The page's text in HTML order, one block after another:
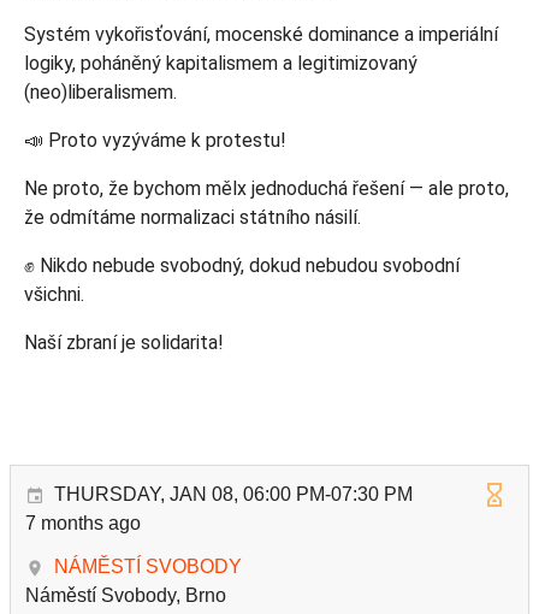
Systém vykořisťování, mocenské dominance a imperiální
logiky, poháněný kapitalismem a legitimizovaný
(neo)liberalismem.
📣 Proto vyzýváme k protestu!
Ne proto, že bychom mělx jednoduchá řešení — ale proto,
že odmítáme normalizaci státního násilí.
✊ Nikdo nebude svobodný, dokud nebudou svobodní
všichni.
Naší zbraní je solidarita!
THURSDAY, JAN 08, 06:00 PM-07:30 PM
7 months ago
NÁMĚSTÍ SVOBODY
Náměstí Svobody, Brno